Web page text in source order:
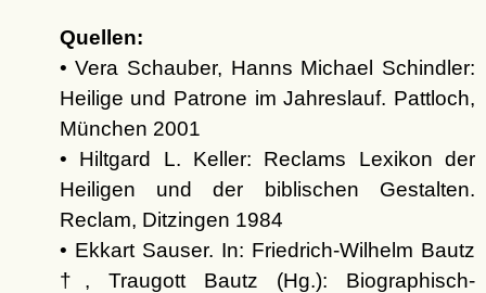
Quellen:
• Vera Schauber, Hanns Michael Schindler:
Heilige und Patrone im Jahreslauf. Pattloch,
München 2001
• Hiltgard L. Keller: Reclams Lexikon der
Heiligen und der biblischen Gestalten.
Reclam, Ditzingen 1984
• Ekkart Sauser. In: Friedrich-Wilhelm Bautz
†, Traugott Bautz (Hg.): Biographisch-